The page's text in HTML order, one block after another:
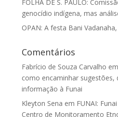
FOLHA DE S. PAULO:
genocídio indígena, mas
OPAN: A festa Bani
Comentários
Fabrício de Souza Carvalho em
como encaminhar sugestões,
informação à Funai
Kleyton Sena em FUNAI:
Centro de Monitoramento